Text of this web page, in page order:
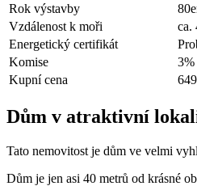
Rok výstavby
Vzdálenost k moři
ca.
Energetický certifikát
Komise
Kupní cena
Dům v atraktivní
Tato nemovitost je dům ve velmi
Dům je jen asi 40 metrů od krásné